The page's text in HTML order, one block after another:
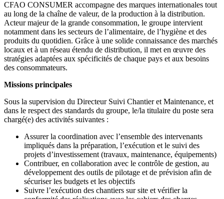
CFAO CONSUMER accompagne des marques internationales tout
au long de la chaîne de valeur, de la production à la distribution.
Acteur majeur de la grande consommation, le groupe intervient
notamment dans les secteurs de l’alimentaire, de l’hygiène et des
produits du quotidien. Grâce à une solide connaissance des marchés
locaux et à un réseau étendu de distribution, il met en œuvre des
stratégies adaptées aux spécificités de chaque pays et aux besoins
des consommateurs.
Missions principales
Sous la supervision du Directeur Suivi Chantier et Maintenance, et
dans le respect des standards du groupe, le/la titulaire du poste sera
chargé(e) des activités suivantes :
Assurer la coordination avec l’ensemble des intervenants
impliqués dans la préparation, l’exécution et le suivi des
projets d’investissement (travaux, maintenance, équipements)
Contribuer, en collaboration avec le contrôle de gestion, au
développement des outils de pilotage et de prévision afin de
sécuriser les budgets et les objectifs
Suivre l’exécution des chantiers sur site et vérifier la